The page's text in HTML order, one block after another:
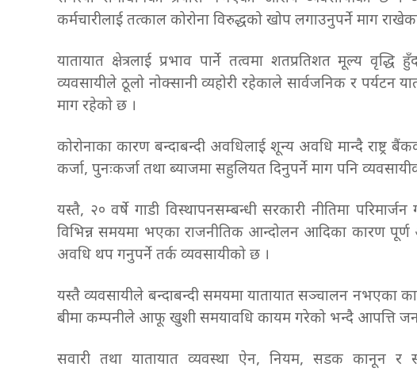
कर्मचारीलाई तत्काल कोरोना विरुद्धको खोप लगाउनुपर्ने माग
यातायात क्षेत्रलाई प्रभाव पार्ने तत्वमा शतप्रतिशत मूल्य
व्यवसायीले ठूलो नोक्सानी व्यहोरी रहेकाले सार्वजनिक र पर्यटन
माग रहेको छ ।
कोरोनाका कारण बन्दाबन्दी अवधिलाई शून्य अवधि मान्दै राष्ट्र
कर्जा, पुनःकर्जा तथा ब्याजमा सहुलियत दिनुपर्ने माग पनि
यस्तै, २० वर्षे गाडी विस्थापनसम्बन्धी सरकारी नीतिमा
विभिन्न समयमा भएका राजनीतिक आन्दोलन आदिका कारण
अवधि थप गनुपर्ने तर्क व्यवसायीको छ ।
यस्तै व्यवसायीले बन्दाबन्दी समयमा यातायात सञ्चालन नभएका
बीमा कम्पनीले आफू खुशी समयावधि कायम गरेको भन्दै आपत्ति
सवारी तथा यातायात व्यवस्था ऐन, नियम, सडक कानून र